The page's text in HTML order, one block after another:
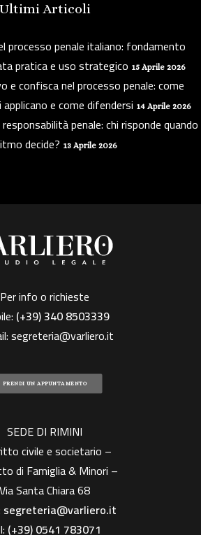
Ultimi Articoli
processo penale italiano: fondamento
pratica e uso strategico 15 Aprile 2026
e confisca nel processo penale: come
e come difendersi 14 Aprile 2026
penale: chi risponde quando
decide? 13 Aprile 2026
Per info o richieste
(+39)340 8503339
segreteria@varliero.it
PRENDI UN APPUNTAMENTO
SEDE DI RIMINI
civile e societario –
di Famiglia & Minori –
Via Santa Chiara 68
segreteria@varliero.it
(+39) 0541 783071